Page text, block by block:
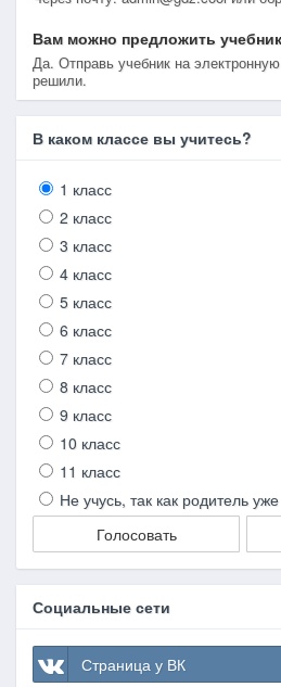
Вам можно предложить
Да. Отправь учебник на
решили.
В каком классе вы учитесь?
1 класс
2 класс
3 класс
4 класс
5 класс
6 класс
7 класс
8 класс
9 класс
10 класс
11 класс
Не учусь, так как родитель уже
Голосовать
Социальные сети
Страница у ВК